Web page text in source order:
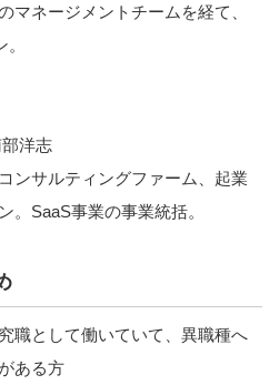
マネージメントチームを経て、
洋志
ンサルティングファーム、起業
。SaaS事業の事業統括。
職として働いていて、異職種へ
ある方